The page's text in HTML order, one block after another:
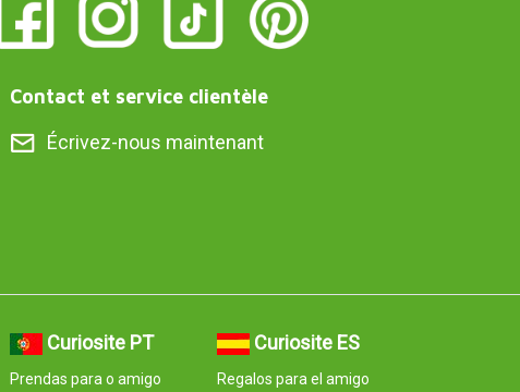
Contact et service clientèle
Écrivez-nous maintenant
Curiosite PT
Prendas para o amigo
Curiosite ES
Regalos para el amigo